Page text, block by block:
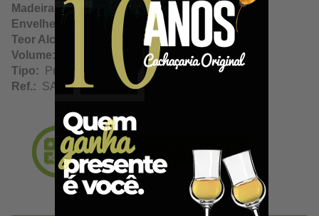
Madeira:
Neutra
Envelhecimento:
N/A
Teor Alcoólico:
Volume:
Tipo: Prata
Ref.: SA10584